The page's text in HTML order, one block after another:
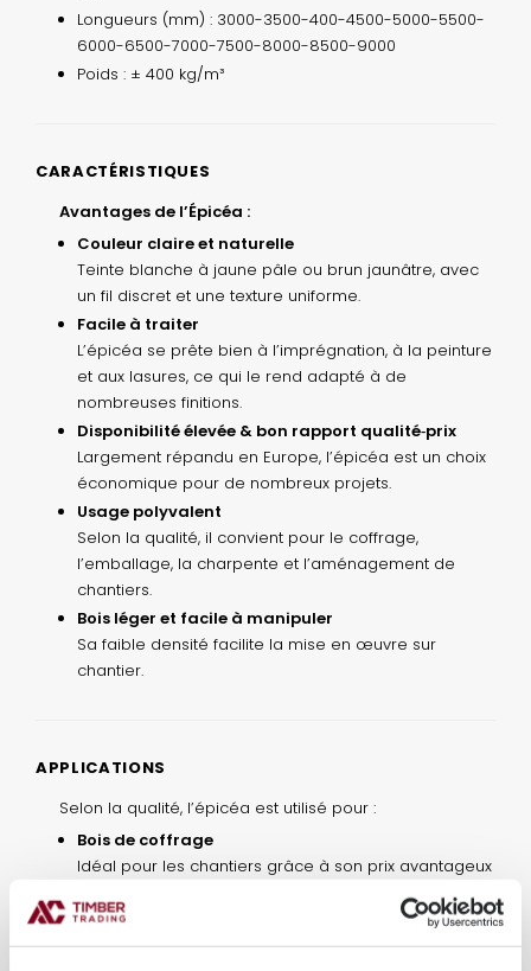
Longueurs (mm) : 3000-3500-400-4500-5000-5500-
6000-6500-7000-7500-8000-8500-9000
Poids : ± 400 kg/m³
CARACTÉRISTIQUES
Avantages de l’Épicéa :
Couleur claire et naturelle
Teinte blanche à jaune pâle ou brun jaunâtre, avec
un fil discret et une texture uniforme.
Facile à traiter
L’épicéa se prête bien à l’imprégnation, à la peinture
et aux lasures, ce qui le rend adapté à de
nombreuses finitions.
Disponibilité élevée & bon rapport qualité‑prix
Largement répandu en Europe, l’épicéa est un choix
économique pour de nombreux projets.
Usage polyvalent
Selon la qualité, il convient pour le coffrage,
l’emballage, la charpente et l’aménagement de
chantiers.
Bois léger et facile à manipuler
Sa faible densité facilite la mise en œuvre sur
chantier.
APPLICATIONS
Selon la qualité, l’épicéa est utilisé pour :
Bois de coffrage
Idéal pour les chantiers grâce à son prix avantageux
Bois d’emballage
Y compris les applications nécessitant le traitement